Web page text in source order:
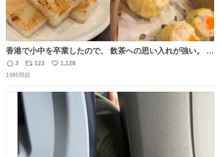
香港で小中を卒業したので、 飲茶への思い入れが強い。 常
に現地の味を探している。 横浜中華街まで行き、店を厳選
すれば流石に出会えるけど、もっと近場で気軽に行ける店
たけど、 総合的には満足。
返
信
3
リ
ポ
数
123
い
数
1,128
19時間前